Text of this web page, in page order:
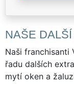
NAŠE
Naši franchisanti
řadu dalších
mytí oken a